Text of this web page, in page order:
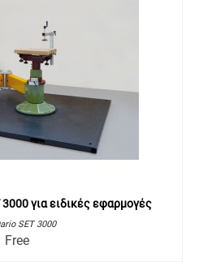
για ειδικές εφαρμογές
SET 3000
Free